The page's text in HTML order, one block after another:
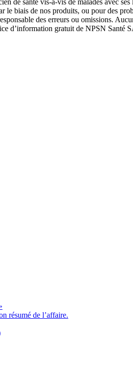
de santé vis-à-vis de malades avec
biais de nos produits, ou pour des
des erreurs ou omissions.
d’information gratuit de NPSN
résumé de l’affaire.